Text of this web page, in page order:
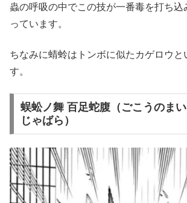
蟲の呼吸の中でこの技が一番毒を打ち込
っています。
ちなみに蜻蛉はトンボに似たカゲロウと
す。
蜈蚣ノ舞 百足蛇腹（ごこうのま
じゃばら）